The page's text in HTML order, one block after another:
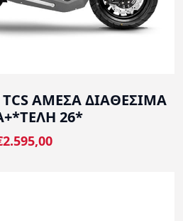
TCS ΑΜΕΣΑ ΔΙΑΘΕΣΙΜΑ
26*